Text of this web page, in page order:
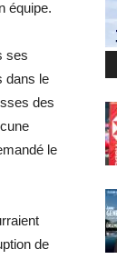
équipe.
ses
dans le
des
le
de